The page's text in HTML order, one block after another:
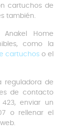
cartuchos de
también.
Home
como la
cartuchoso el
reguladora de
de contacto
423, enviar un
o rellenar el